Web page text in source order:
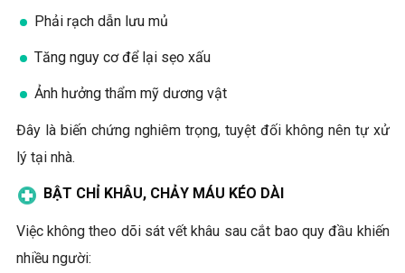
Phải rạch dẫn lưu mủ
Tăng nguy cơ để lại sẹo xấu
Ảnh hưởng thẩm mỹ dương vật
Đây là biến chứng nghiêm trọng, tuyệt đối không nên tự xử
lý tại nhà.
BẬT CHỈ KHÂU, CHẢY MÁU KÉO DÀI
Việc không theo dõi sát vết khâu sau cắt bao quy đầu khiến
nhiều người: